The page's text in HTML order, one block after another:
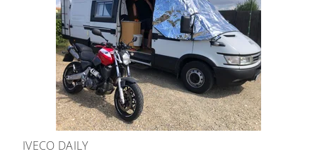
IVECO DAILY